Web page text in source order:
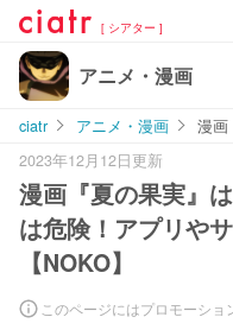
[ シアター ]
アニメ・漫画
ciatr アニメ・漫画
漫画
2023年12月12日更新
漫画『夏の果実』
は危険！アプリや
【NOKO】
このページにはプロモーショ